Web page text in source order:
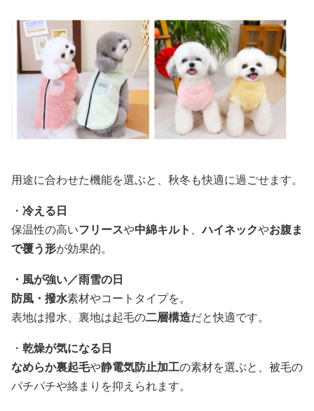
用途に合わせた機能を選ぶと、秋冬も快適に過ごせます。
・ 冷える日
保温性の高いフリースや中綿キルト 、ハイネックやお腹ま
で覆う形が効果的。
・風が強い／雨雪の日
防風・撥水素材やコートタイプを。
表地は撥水、裏地は起毛の二層構造だと快適です。
・ 乾燥が気になる日
なめらか裏起毛や静電気防止加工の素材を選ぶと、被毛の
パチパチや絡まりを抑えられます。